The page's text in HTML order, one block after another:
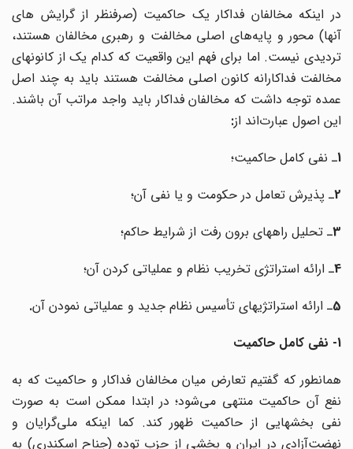
در اینکه مخالفان فداکار یک حاکمیت (صرفنظر از گرایش های
آنها) محور و پایه‌های اصلی مخالفت و رهبری مخالفان هستند،
تردیدی نیست. اما برای فهم این واقعیت که کدام یک از کانونهای
مخالفت فداکارانه کانون اصلی مخالفت هستند باید به چند اصل
عمده توجه داشت که مخالفان فداکار باید واجد مراتب آن باشند.
این اصول عبارتاند از
ـ نفی کامل حاکمیت؛
ـ پذیرش تعامل در حکومت و یا نفی آن؛
ـ تحلیل راههای برون رفت از شرایط حاکم؛
ـ ارائه استراتژی تخریب نظام و عملیاتی کردن آن؛
ـ ارائه استراتژیهای تأسیس نظام جدید و عملیاتی نمودن آن.
همانطور که گفتیم تعارض میان مخالفان فداکار و حاکمیت که به
نفع آن حاکمیت منتهی می‌شود؛ در ابتدا ممکن است به صورت
نفی بخشهایی از حاکمیت ظهور کند. کما اینکه ملی‌گرایان و
نهضت‌آزادی در ایران و بخشی از حزب توده (جناح اسکندری) به